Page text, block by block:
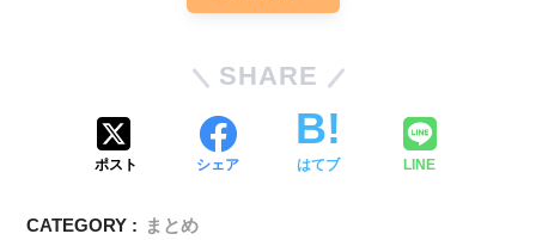
SHARE
ポスト シェア はてブ LINE
CATEGORY : まとめ